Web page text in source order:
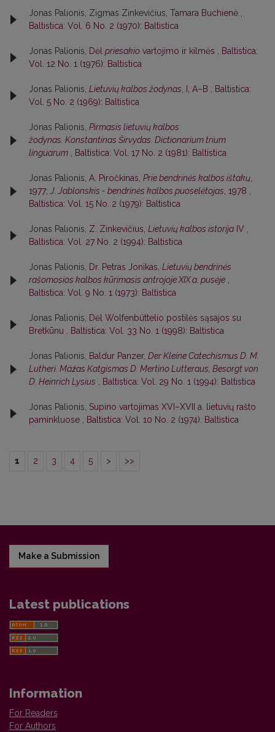
Jonas Palionis, Zigmas Zinkevičius, Tamara Buchienė ,
Baltistica: Vol. 6 No. 2 (1970): Baltistica
Jonas Palionis, Dėl priesakio vartojimo ir kilmės , Baltistica:
Vol. 12 No. 1 (1976): Baltistica
Jonas Palionis, Lietuvių kalbos žodynas, I, A–B , Baltistica:
Vol. 5 No. 2 (1969): Baltistica
Jonas Palionis, Pirmasis lietuvių kalbos
žodynas. Konstantinas Širvydas. Dictionarium trium
linguarum , Baltistica: Vol. 17 No. 2 (1981): Baltistica
Jonas Palionis, A. Piročkinas, Prie bendrinės kalbos ištakų,
1977;J. Jablonskis - bendrinės kalbos puoselėtojas, 1978 ,
Baltistica: Vol. 15 No. 2 (1979): Baltistica
Jonas Palionis, Z. Zinkevičius, Lietuvių kalbos istorija IV ,
Baltistica: Vol. 27 No. 2 (1994): Baltistica
Jonas Palionis, Dr. Petras Jonikas, Lietuvių bendrinės
rašomosios kalbos kūrimasis antrojoje XIX a. pusėje ,
Baltistica: Vol. 9 No. 1 (1973): Baltistica
Jonas Palionis, Dėl Wolfenbüttelio postilės sąsajos su
Bretkūnu , Baltistica: Vol. 33 No. 1 (1998): Baltistica
Jonas Palionis, Baldur Panzer, Der Kleine Catechismus D. M.
Lutheri. Máźas Katgismas D. Mertino Lutteraus, Besorgt von
D. Heinrich Lysius , Baltistica: Vol. 29 No. 1 (1994): Baltistica
Jonas Palionis, Supino vartojimas XVI–XVII a. lietuvių rašto
paminkluose , Baltistica: Vol. 10 No. 2 (1974): Baltistica
1 2 3 4 5 > >>
Make a Submission
Latest publications
Information
For Readers
For Authors